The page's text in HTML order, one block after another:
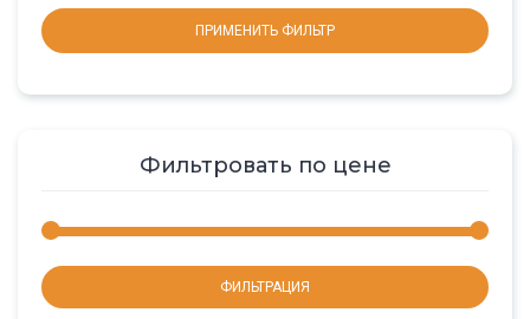
ПРИМЕНИТЬ ФИЛЬТР
Фильтровать по цене
ФИЛЬТРАЦИЯ